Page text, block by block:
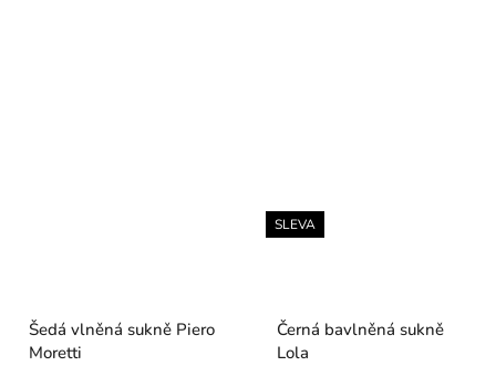
Šedá vlněná sukně Piero
Moretti
SLEVA
Černá bavlněná sukně
Lola